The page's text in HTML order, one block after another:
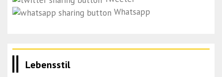
Whatsapp
Lebensstil